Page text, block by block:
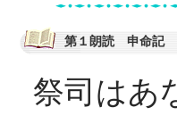
第１朗読 申命記
祭司はあ